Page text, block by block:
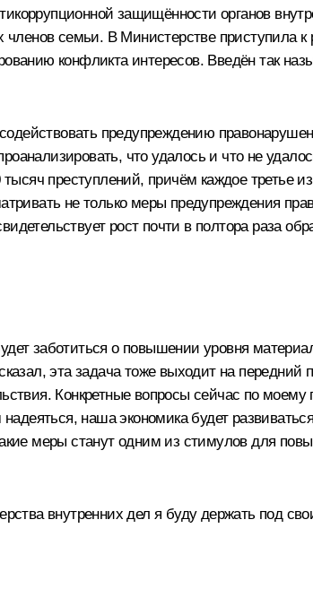
защищённости органов
семьи. В Министерстве приступила
конфликта интересов. Введён так
предупреждению
что удалось и что не
преступлений, причём каждое третье
не только меры предупреждения
рост почти в полтора раза
заботиться о повышении уровня
эта задача тоже выходит на
Конкретные вопросы сейчас по
наша экономика будет
меры станут одним из стимулов для
внутренних дел я буду держать под